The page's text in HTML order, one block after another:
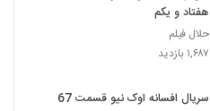
هفتاد و یکم
حلال فیلم
۱,۶۸۷ بازدید
سریال افسانه اوک نیو قسمت 67